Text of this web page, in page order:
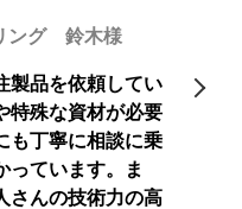
ング 鈴木様
製品を依頼してい
特殊な資材が必要
も丁寧に相談に乗
っています。ま
さんの技術力の高
がほと